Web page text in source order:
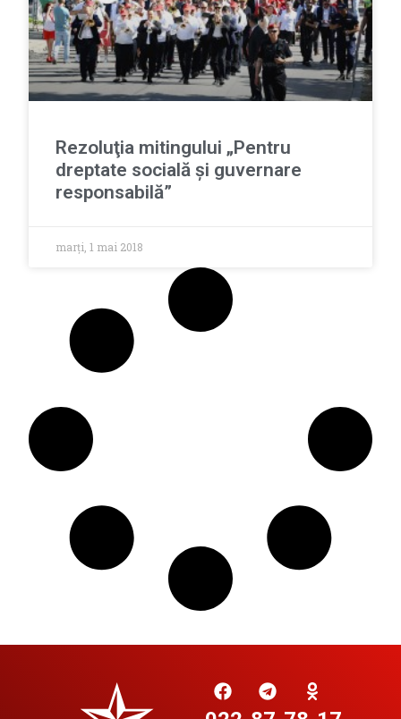
Rezoluţia mitingului „Pentru
dreptate socială şi guvernare
responsabilă”
marți, 1 mai 2018